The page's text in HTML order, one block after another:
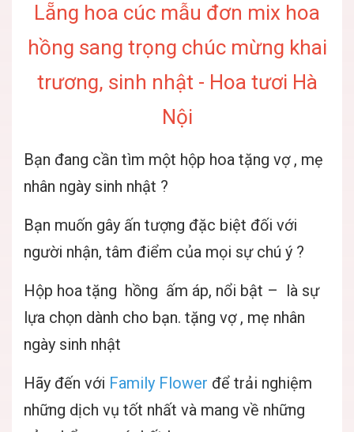
Lẵng hoa cúc mẫu đơn mix hoa
hồng sang trọng chúc mừng khai
trương, sinh nhật - Hoa tươi Hà
Nội
Bạn đang cần tìm một hộp hoa tặng vợ , mẹ
nhân ngày sinh nhật ?
Bạn muốn gây ấn tượng đặc biệt đối với
người nhận, tâm điểm của mọi sự chú ý ?
Hộp hoa tặng hồng ấm áp, nổi bật – là sự
lựa chọn dành cho bạn. tặng vợ , mẹ nhân
ngày sinh nhật
Hãy đến với Family Flower để trải nghiệm
những dịch vụ tốt nhất và mang về những